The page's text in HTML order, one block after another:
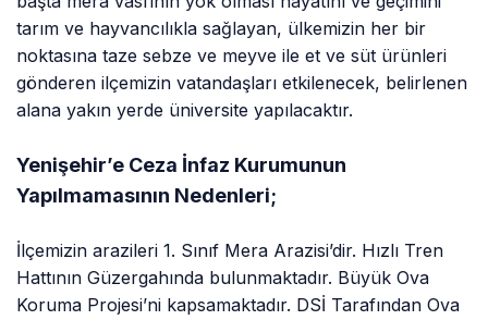
tarım ve hayvancılıkla sağlayan, ülkemizin her bir
noktasına taze sebze ve meyve ile et ve süt ürünleri
gönderen ilçemizin vatandaşları etkilenecek, belirlenen
alana yakın yerde üniversite yapılacaktır.
Yenişehir’e Ceza İnfaz Kurumunun
Yapılmamasının Nedenleri;
İlçemizin arazileri 1. Sınıf Mera Arazisi’dir. Hızlı Tren
Hattının Güzergahında bulunmaktadır. Büyük Ova
Koruma Projesi’ni kapsamaktadır. DSİ Tarafından Ova